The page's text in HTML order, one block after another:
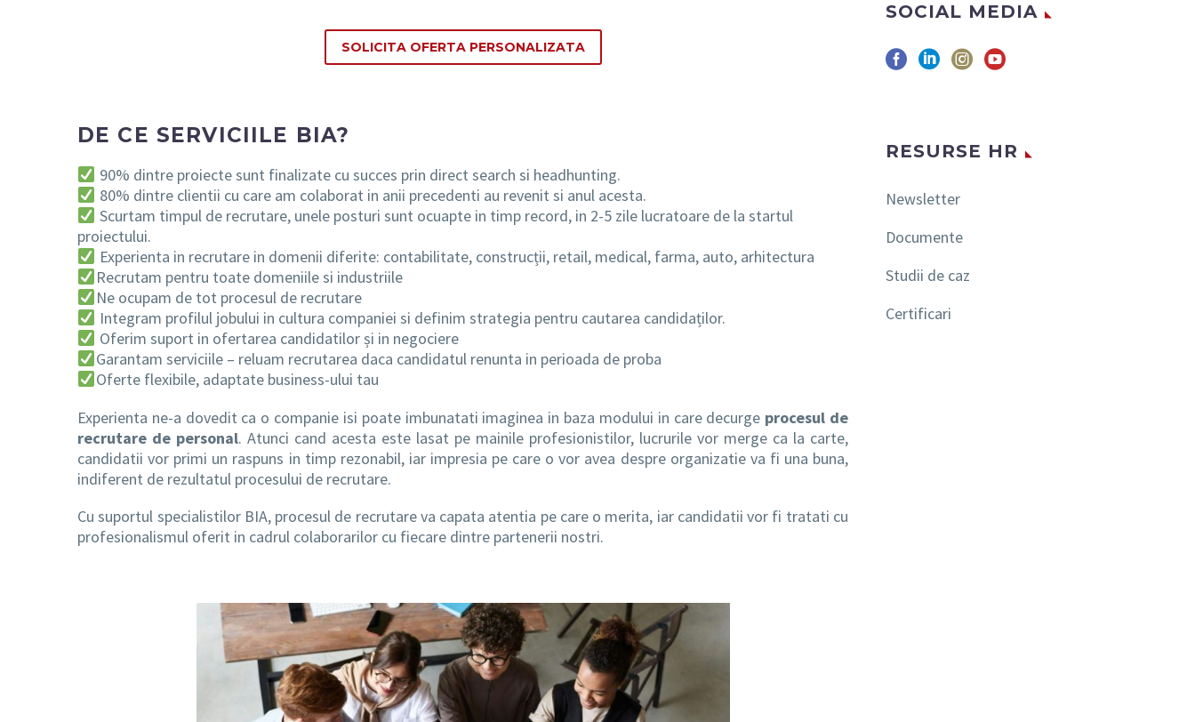
SOLICITA OFERTA PERSONALIZATA
DE CE SERVICIILE BIA?
90% dintre proiecte sunt finalizate cu succes prin direct search si headhunting.
80% dintre clientii cu care am colaborat in anii precedenti au revenit si anul acesta.
Scurtam timpul de recrutare, unele posturi sunt ocuapte in timp record, in 2-5 zile lucratoare de la startul
proiectului.
Experienta in recrutare in domenii diferite: contabilitate, construcții, retail, medical, farma, auto, arhitectura
Recrutam pentru toate domeniile si industriile
Ne ocupam de tot procesul de recrutare
Integram profilul jobului in cultura companiei si definim strategia pentru cautarea candidaților.
Oferim suport in ofertarea candidatilor și in negociere
Garantam serviciile – reluam recrutarea daca candidatul renunta in perioada de proba
Oferte flexibile, adaptate business-ului tau
Experienta ne-a dovedit ca o companie isi poate imbunatati imaginea in baza modului in care decurge procesul de
recrutare de personal. Atunci cand acesta este lasat pe mainile profesionistilor, lucrurile vor merge ca la carte,
candidatii vor primi un raspuns in timp rezonabil, iar impresia pe care o vor avea despre organizatie va fi una buna,
indiferent de rezultatul procesului de recrutare.
Cu suportul specialistilor BIA, procesul de recrutare va capata atentia pe care o merita, iar candidatii vor fi tratati cu
profesionalismul oferit in cadrul colaborarilor cu fiecare dintre partenerii nostri.
SOCIAL MEDIA
RESURSE HR
Newsletter
Documente
Studii de caz
Certificari